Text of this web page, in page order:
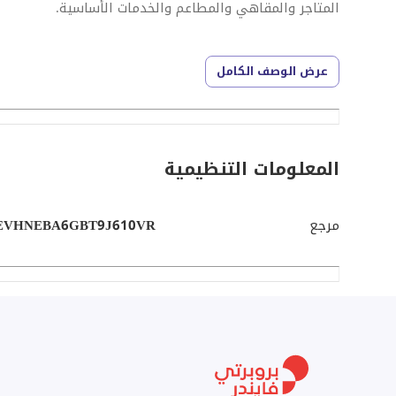
المتاجر والمقاهي والمطاعم والخدمات الأساسية.
تتميز هذه الفيلا بتصميم واسع ومخطط جيدًا، مما يوفر
الترحيب بك في منطقة معيشة مشرقة وجيدة التهوية مليئة
التصميم المفتوح الإحساس بالمساحة، مما يخلق أجواء
ترتبط مناطق المعيشة وتناول الطعام بسلاسة، مما
التجمعات العائلية أو الاستمتاع بمساءً هادئة في
الجمالي فحسب، بل توفر أيضًا مناظر جميلة للمناظر
عرض الوصف الكامل
المعلومات التنظيمية
مرجع